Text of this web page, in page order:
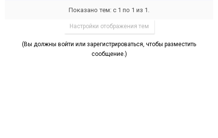
Показано тем: с 1 по 1 из 1.
Настройки отображения тем
(Вы должны войти или зарегистрироваться, чтобы разместить
сообщение.)